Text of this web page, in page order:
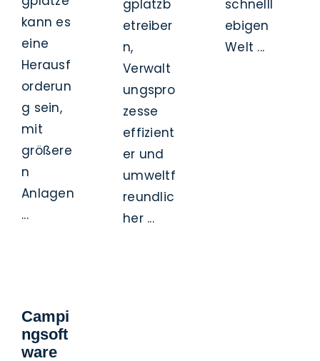
kann es
eine
Herausf
orderun
g sein,
mit
größere
n
Anlagen
...
gplatzb
etreiber
n,
Verwalt
ungspro
zesse
effizient
er und
umweltf
reundlic
her ...
schnelll
ebigen
Welt ...
Campi
ngsoft
ware